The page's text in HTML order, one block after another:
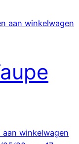
aan winkelwagen
aan winkelwagen